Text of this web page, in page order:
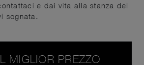
e dai vita alla stanza del
sognata.
MIGLIOR PREZZO